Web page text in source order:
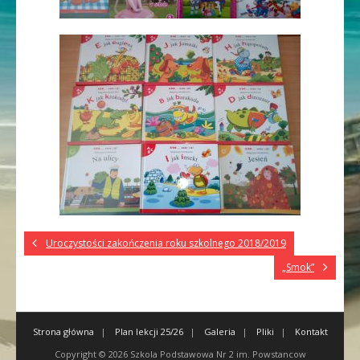
Uroczystości zakończenia roku szkolnego 2018/2019
„Smok”
Strona główna Plan lekcji 25/26 Galeria Pliki
Kontakt
Copyright © 2026 Szkola Podstawowa Nr 2 im. Powstancow